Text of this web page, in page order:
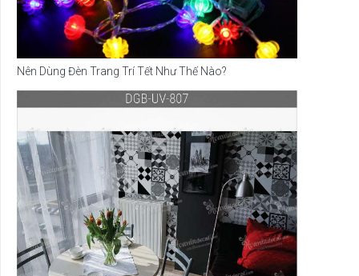
Nên Dùng Đèn Trang Trí Tết Như Thế Nào?